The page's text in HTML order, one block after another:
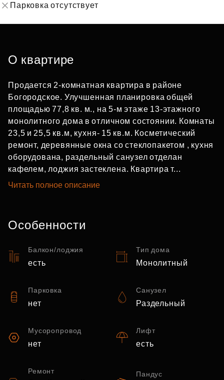
Парковка отсутствует
О квартире
Продается 2-комнатная квартира в районе
Богородское. Улучшенная планировка общей
площадью 77,8 кв. м., на 5-м этаже 13-этажного
монолитного дома в отличном состоянии. Комнаты
23,5 и 25,5 кв.м, кухня- 15 кв.м. Косметический
ремонт, деревянные окна со стеклопакетом , кухня
оборудована, раздельный санузел отделан
кафелем, лоджия застеклена. Квартира т...
Читать полное описание
Особенности
Балкон/лоджия
есть
Тип дома
Монолитный
Парковка
нет
Санузел
Раздельный
Мусоропровод
нет
Лифт
есть
Ремонт Пандус